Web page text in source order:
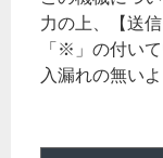
力の上、【送
「※」の付い
入漏れの無い